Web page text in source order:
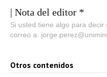
| Nota del editor *
Si usted tiene algo para
correo a:
Otros contenidos